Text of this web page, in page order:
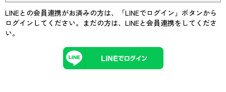
LINEとの会員連携がお済みの方は、「LINEでログイン」ボタンから
ログインしてください。まだの方は、 LINEと会員連携をしてくださ
い。